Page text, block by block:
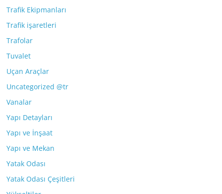
Trafik Ekipmanları
Trafik işaretleri
Trafolar
Tuvalet
Uçan Araçlar
Uncategorized @tr
Vanalar
Yapı Detayları
Yapı ve İnşaat
Yapı ve Mekan
Yatak Odası
Yatak Odası Çeşitleri